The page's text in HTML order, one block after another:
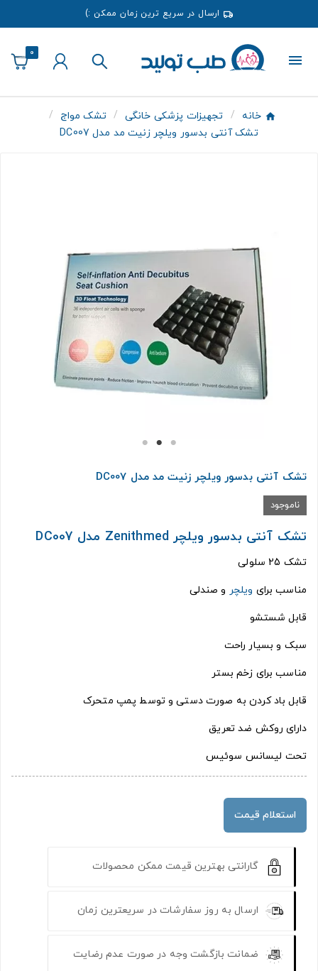
ارسال در سریع ترین زمان ممکن :)
0
خانه تجهیزات پزشکی خانگی
تشک مواج
تشک آنتی بدسور ویلچر زنیت مد مدل DC007
تشک آنتی بدسور ویلچر زنیت مد مدل DC007
ناموجود
تشک آنتی بدسور ویلچر Zenithmed مدل DC007
تشک 25 سلولی
مناسب برای ویلچر و صندلی
قابل شستشو
سبک و بسیار راحت
مناسب برای زخم بستر
قابل باد کردن به صورت دستی و توسط پمپ متحرک
دارای روکش ضد تعریق
تحت لیسانس سوئیس
استعلام قیمت
گارانتی بهترین قیمت ممکن محصولات
ارسال به روز سفارشات در سریعترین زمان
ضمانت بازگشت وجه در صورت عدم رضایت